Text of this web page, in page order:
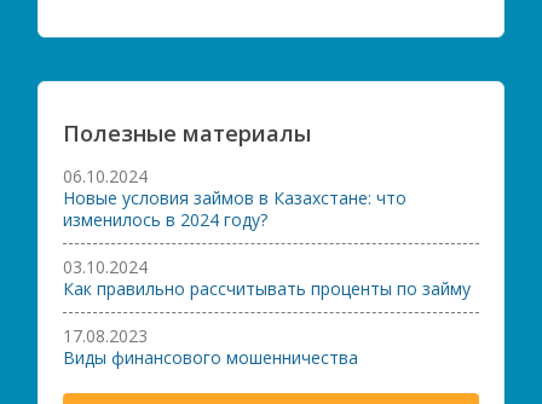
Полезные материалы
06.10.2024
Новые условия займов в Казахстане: что
изменилось в 2024 году?
03.10.2024
Как правильно рассчитывать проценты по займу
17.08.2023
Виды финансового мошенничества